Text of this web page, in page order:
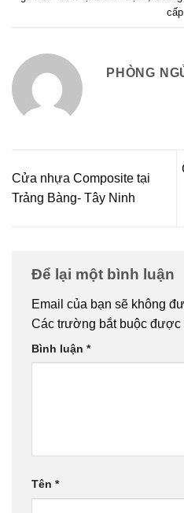
cấp
PHÒNG
Cửa nhựa Composite tại
Trảng Bàng- Tây Ninh
Để lại một bình luận
Email của bạn sẽ không
Các trường bắt buộc được
Bình luận *
Tên *